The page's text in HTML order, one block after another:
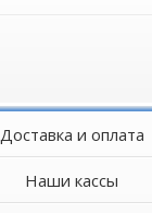
Доставка и оплата
Наши кассы